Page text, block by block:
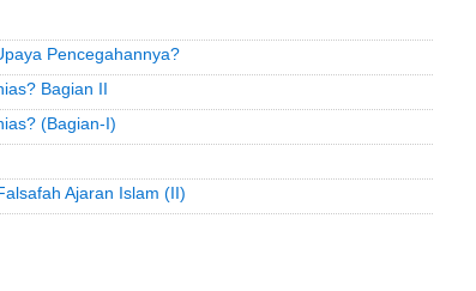
Pencegahannya?
Bagian II
(Bagian-I)
Ajaran Islam (II)